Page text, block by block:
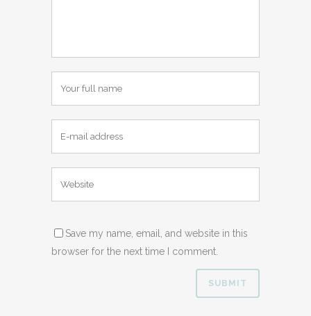
Save my name, email, and website in this
browser for the next time I comment.